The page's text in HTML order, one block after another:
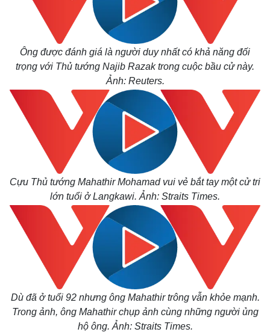
Ông được đánh giá là người duy nhất có khả năng đối
trọng với Thủ tướng Najib Razak trong cuộc bầu cử này.
Ảnh: Reuters.
Cựu Thủ tướng Mahathir Mohamad vui vẻ bắt tay một cử tri
lớn tuổi ở Langkawi. Ảnh: Straits Times.
Dù đã ở tuổi 92 nhưng ông Mahathir trông vẫn khỏe mạnh.
Trong ảnh, ông Mahathir chụp ảnh cùng những người ủng
hộ ông. Ảnh: Straits Times.